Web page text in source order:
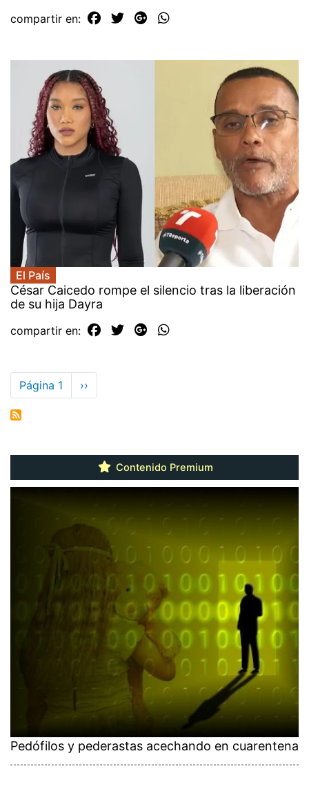
compartir en:
El País
César Caicedo rompe el silencio tras la liberación
de su hija Dayra
compartir en:
Paginación
Página 1
Siguiente
página
››
Contenido Premium
Pedófilos y pederastas acechando en cuarentena